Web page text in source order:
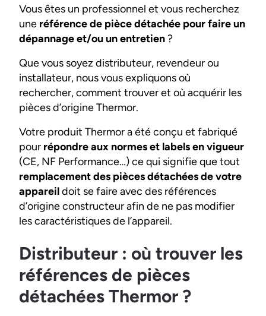
Vous êtes un professionnel et vous recherchez
une référence de pièce détachée pour faire un
dépannage et/ou un entretien?
Que vous soyez distributeur, revendeur ou
installateur, nous vous expliquons où
rechercher, comment trouver et où acquérir les
pièces d’origine Thermor.
Votre produit Thermor a été conçu et fabriqué
pour répondre aux normes et labels en vigueur
(CE, NF Performance…) ce qui signifie que tout
remplacement des pièces détachées de votre
appareildoit se faire avec des références
d’origine constructeur afin de ne pas modifier
les caractéristiques de l’appareil.
Distributeur : où trouver les
références de pièces
détachées Thermor ?